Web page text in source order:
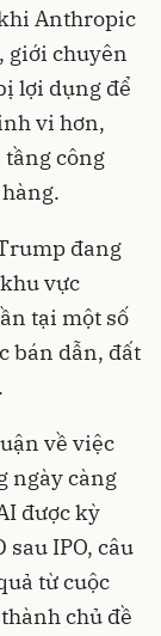
Anthropic
giới chuyên
lợi dụng để
vi hơn,
công
đang
vực
tại một số
bán dẫn, đất
về việc
ngày càng
được kỳ
IPO, câu
từ cuộc
chủ đề